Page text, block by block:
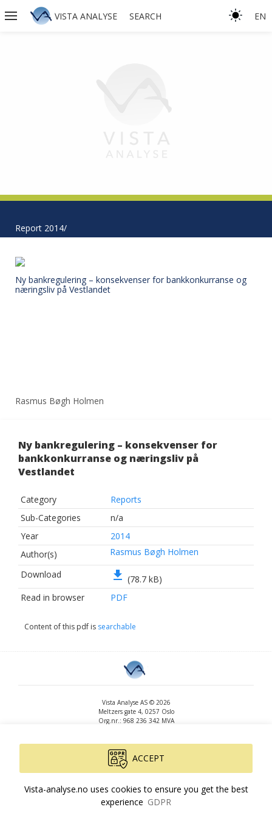
VISTA ANALYSE SEARCH EN
Report 2014/
Ny bankregulering – konsekvenser for bankkonkurranse og
næringsliv på Vestlandet
Rasmus Bøgh Holmen
Ny bankregulering – konsekvenser for
bankkonkurranse og næringsliv på
Vestlandet
Category
Reports
Sub-Categories
n/a
Year
2014
Author(s)
Rasmus Bøgh Holmen
Download
file_download (78.7 kB)
Read in browser
PDF
Content of this pdf is searchable
Vista Analyse AS © 2026
Meltzers gate 4, 0257 Oslo
Org.nr.: 968 236 342 MVA
www.vista-analyse.no
By
Peter Ribe
Version: 3.0.244
ACCEPT
Vista-analyse.no uses cookies to ensure you get the best
experience GDPR